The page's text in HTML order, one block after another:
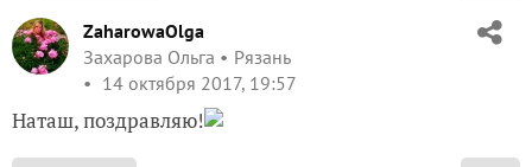
ZaharowaOlga
Захарова Ольга
Рязань
14 октября 2017, 19:57
Наташ, поздравляю!